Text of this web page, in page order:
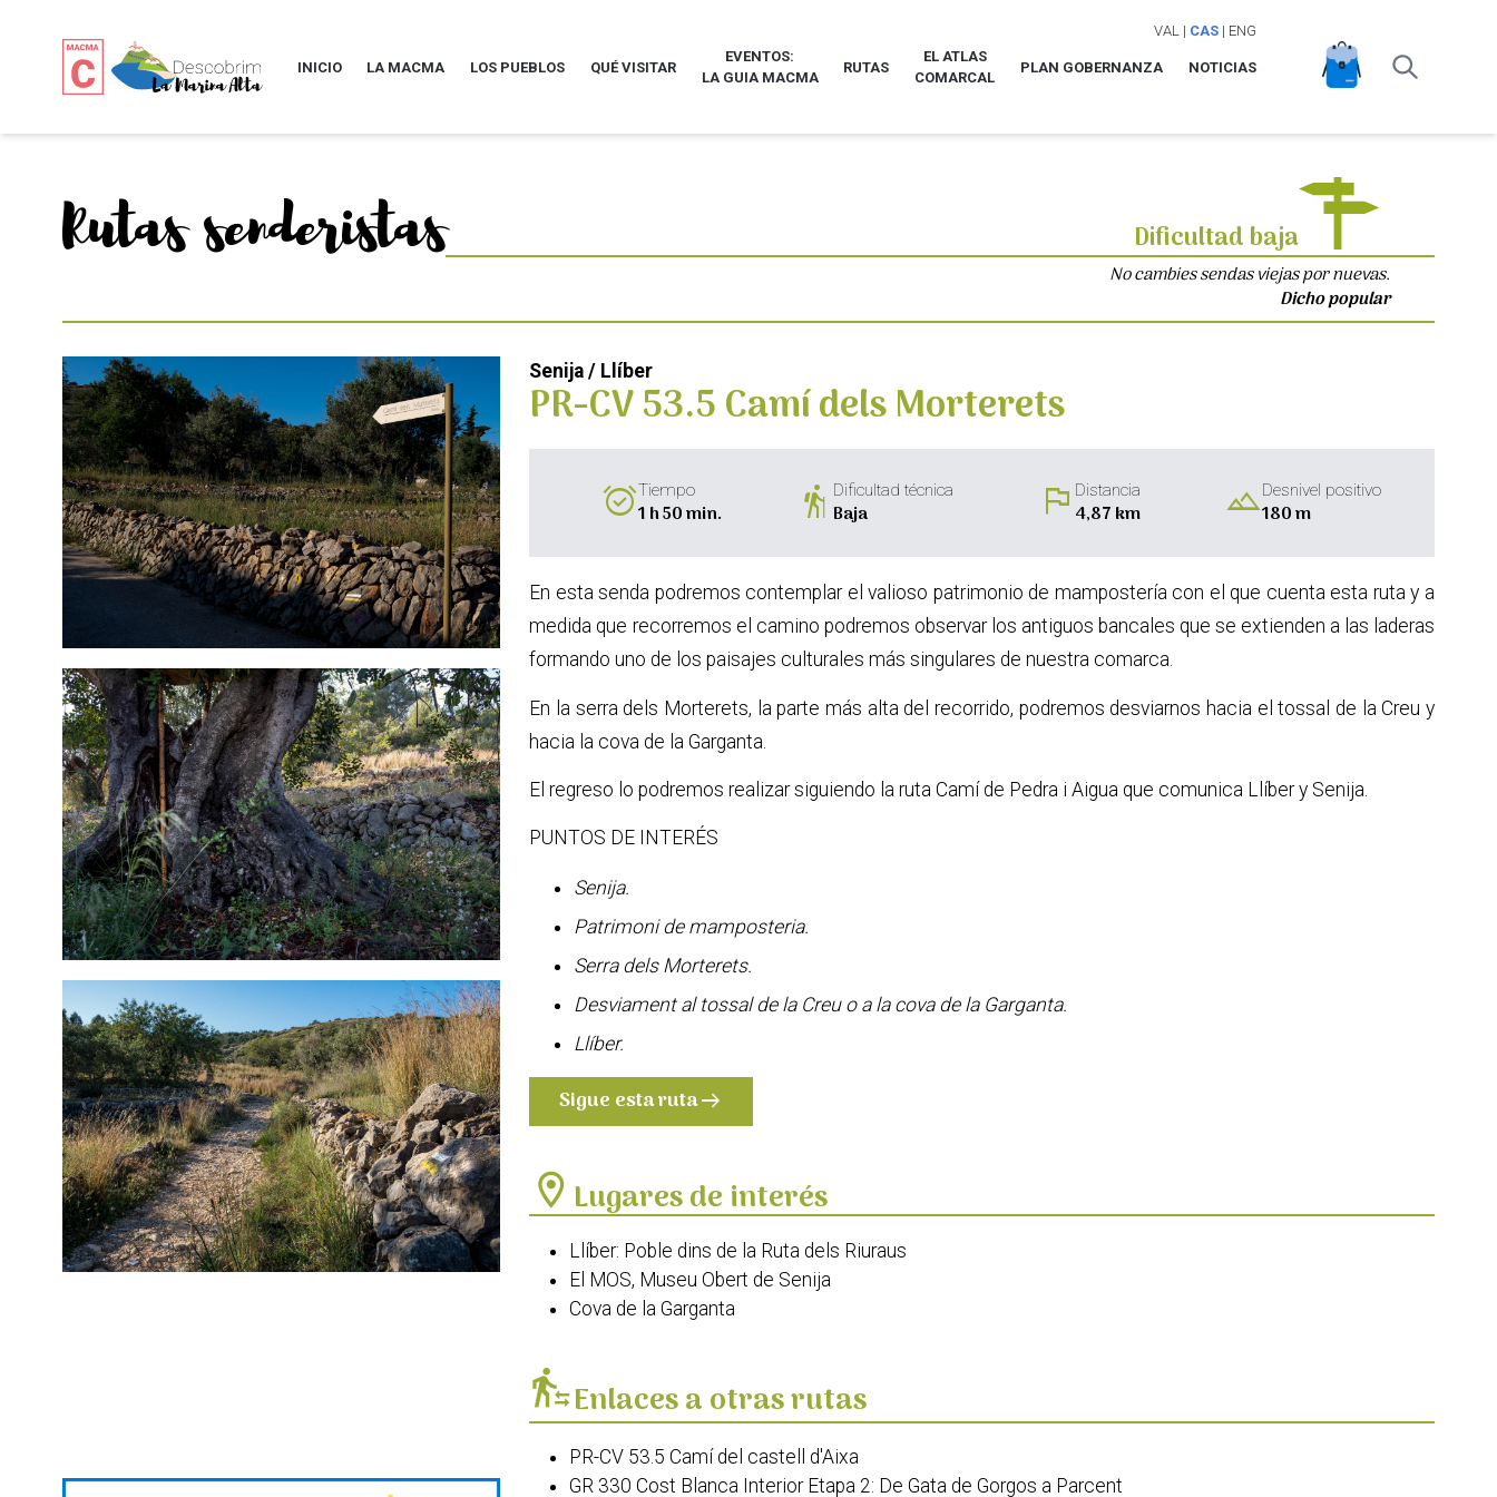
VAL | CAS| ENG
INICIO LA MACMA LOS PUEBLOS QUÉ VISITAR
EVENTOS:
LA GUIA MACMA
RUTAS
EL ATLAS
COMARCAL
PLAN GOBERNANZA NOTICIAS
Rutas senderistas Dificultad baja
No cambies sendas viejas por nuevas.
Dicho popular
Senija / Llíber
PR-CV 53.5 Camí dels Morterets
alarm_onTiempo
1 h 50 min. hikingDificultad técnica
Baja flag Distancia
4,87 km landscapeDesnivel positivo
180 m
En esta senda podremos contemplar el valioso patrimonio de mampostería con el que cuenta esta ruta y a
medida que recorremos el camino podremos observar los antiguos bancales que se extienden a las laderas
formando uno de los paisajes culturales más singulares de nuestra comarca.
En la serra dels Morterets, la parte más alta del recorrido, podremos desviarnos hacia el tossal de la Creu y
hacia la cova de la Garganta.
El regreso lo podremos realizar siguiendo la ruta Camí de Pedra i Aigua que comunica Llíber y Senija.
PUNTOS DE INTERÉS
Senija.
Patrimoni de mamposteria.
Serra dels Morterets.
Desviament al tossal de la Creu o a la cova de la Garganta.
Llíber.
Sigue esta rutaarrow_right_alt
location_on Lugares de interés
Llíber: Poble dins de la Ruta dels Riuraus
El MOS, Museu Obert de Senija
Cova de la Garganta
transfer_within_a_stationEnlaces a otras rutas
PR-CV 53.5 Camí del castell d'Aixa
GR 330 Cost Blanca Interior Etapa 2: De Gata de Gorgos a Parcent